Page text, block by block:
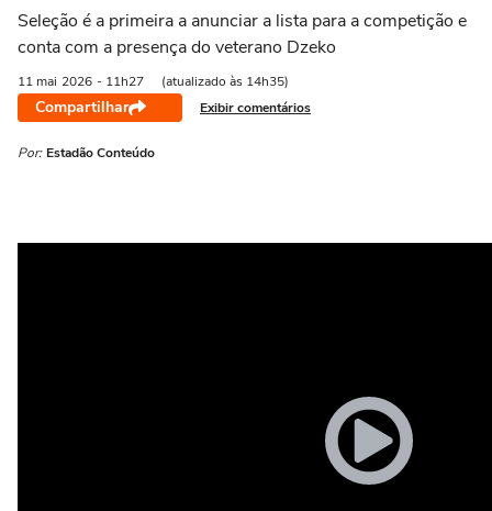
Seleção é a primeira a anunciar a lista para a competição e
conta com a presença do veterano Dzeko
11 mai 2026 - 11h27 (atualizado às 14h35)
Compartilhar Exibir comentários
Por: Estadão Conteúdo